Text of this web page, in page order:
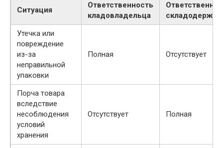
Ситуация
Ответственность
кладовладельца
Утечка или
повреждение
из-за
неправильной
упаковки
Полная Отсутствует
Порча товара
вследствие
несоблюдения
условий
хранения
Отсутствует Полная